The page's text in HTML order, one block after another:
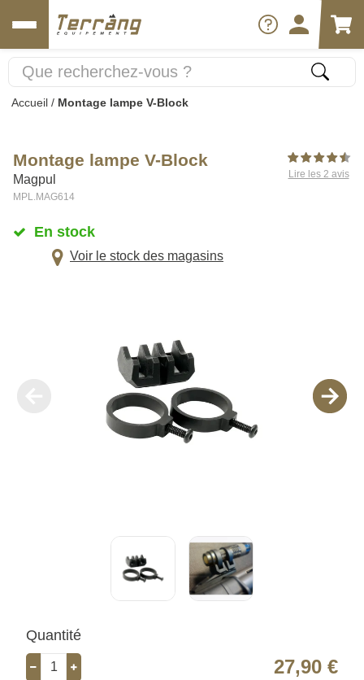
Accueil / Montage lampe V-Block
Montage lampe V-Block
Magpul
MPL.MAG614
Lire les 2 avis
En stock
Voir le stock des magasins
Quantité
27,90 €